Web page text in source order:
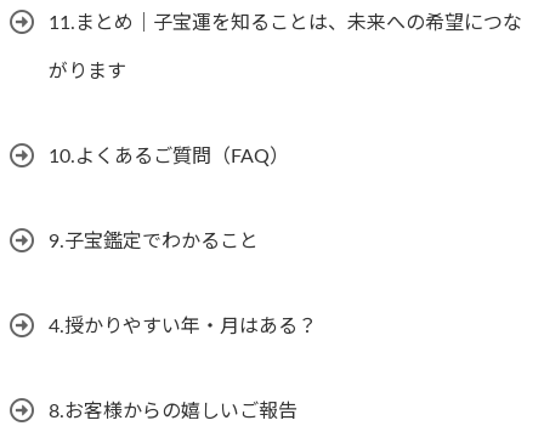
11.まとめ｜子宝運を知ることは、未来への希望につな
がります
10.よくあるご質問（FAQ）
9.子宝鑑定でわかること
4.授かりやすい年・月はある？
8.お客様からの嬉しいご報告